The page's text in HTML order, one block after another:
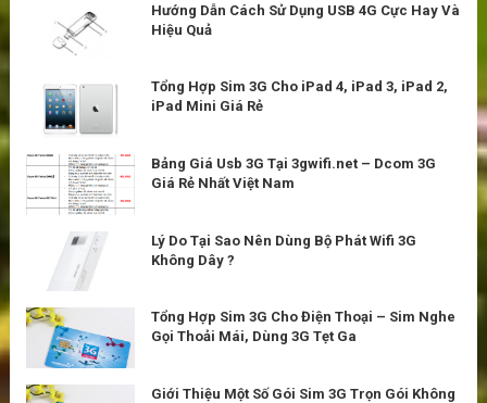
Hướng Dẫn Cách Sử Dụng USB 4G Cực Hay Và
Hiệu Quả
Tổng Hợp Sim 3G Cho iPad 4, iPad 3, iPad 2,
iPad Mini Giá Rẻ
Bảng Giá Usb 3G Tại 3gwifi.net – Dcom 3G
Giá Rẻ Nhất Việt Nam
Lý Do Tại Sao Nên Dùng Bộ Phát Wifi 3G
Không Dây ?
Tổng Hợp Sim 3G Cho Điện Thoại – Sim Nghe
Gọi Thoải Mái, Dùng 3G Tẹt Ga
Giới Thiệu Một Số Gói Sim 3G Trọn Gói Không